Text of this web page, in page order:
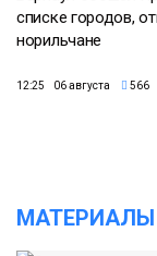
списке городов,
норильчане
12:25 06 августа 566
МАТЕРИАЛЫ